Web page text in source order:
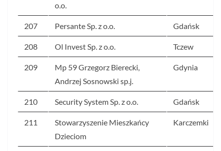
o.o.
207 Persante Sp. z o.o. Gdańsk
208 Ol Invest Sp. z o.o. Tczew
209
Mp 59 Grzegorz Bierecki,
Andrzej Sosnowski sp.j.
Gdynia
210 Security System Sp. z o.o. Gdańsk
211
Stowarzyszenie Mieszkańcy
Dzieciom
Karczemki